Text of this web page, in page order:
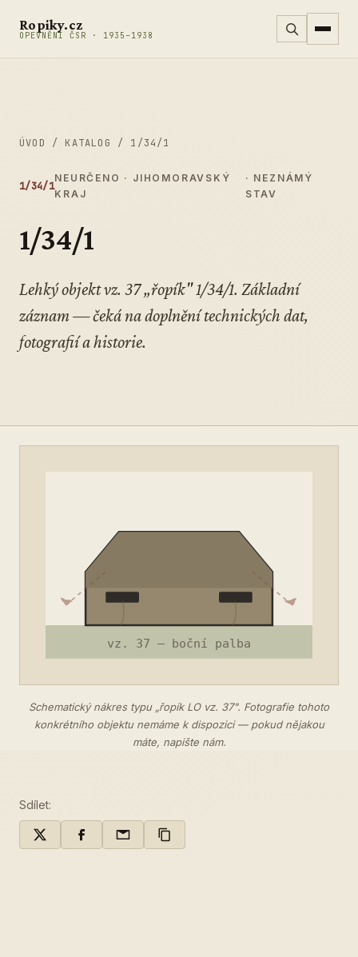
Ropiky.cz
OPEVNĚNÍ ČSR · 1935–1938
ÚVOD / KATALOG / 1/34/1
1/34/1
NEURČENO · JIHOMORAVSKÝ
KRAJ
· NEZNÁMÝ
STAV
1/34/1
Lehký objekt vz. 37 „řopík" 1/34/1. Základní
záznam — čeká na doplnění technických dat,
fotografií a historie.
Schematický nákres typu „řopík LO vz. 37". Fotografie tohoto
konkrétního objektu nemáme k dispozici — pokud nějakou
máte, napište nám.
Sdílet: